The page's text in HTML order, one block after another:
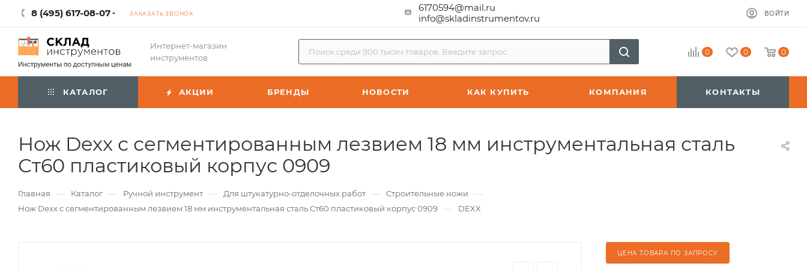
8 (495) 617-08-07 ЗАКАЗАТЬ ЗВОНОК
6170594@mail.ru
info@skladinstrumentov.ru
ВОЙТИ
Интернет-магазин
инструментов
0 0 0
КАТАЛОГ АКЦИИ БРЕНДЫ НОВОСТИ КАК КУПИТЬ КОМПАНИЯ КОНТАКТЫ
Нож Dexx с сегментированным лезвием 18 мм инструментальная сталь
Ст60 пластиковый корпус 0909
Главная — Каталог — Ручной инструмент — Для штукатурно-отделочных работ — Строительные ножи —
Нож Dexx с сегментированным лезвием 18 мм инструментальная сталь Ст60 пластиковый корпус 0909 — DEXX
ЦЕНА ТОВАРА ПО ЗАПРОСУ